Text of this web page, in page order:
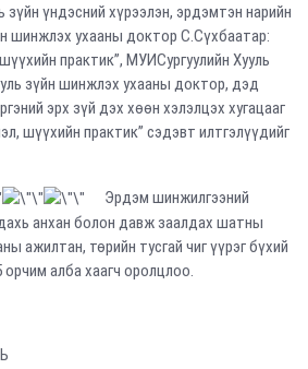
зүйн үндэсний хүрээлэн, эрдэмтэн нарийн
шинжлэх ухааны доктор С.Сүхбаатар:
практик’’, МУИСургуулийн Хууль
зүйн шинжлэх ухааны доктор, дэд
эрх зүй дэх хөөн хэлэлцэх хугацааг
шүүхийн практик’’ сэдэвт илтгэлүүдийг
Эрдэм шинжилгээний
анхан болон давж заалдах шатны
ажилтан, төрийн тусгай чиг үүрэг бүхий
орчим алба хаагч оролцлоо.